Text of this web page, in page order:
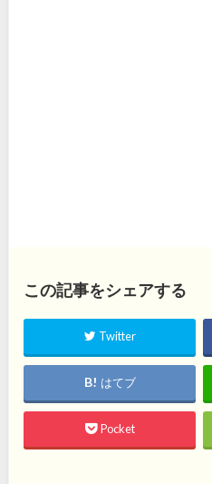
この記事をシェアする
Twitter
はてブ
Pocket